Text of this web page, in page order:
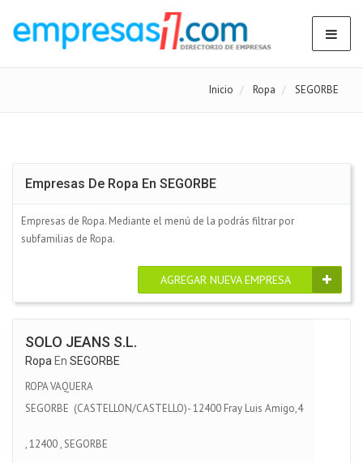
Inicio Ropa SEGORBE
Empresas De Ropa En SEGORBE
Empresas de Ropa. Mediante el menú de la podrás filtrar por
subfamilias de Ropa.
AGREGAR NUEVA EMPRESA
SOLO JEANS S.L.
Ropa En SEGORBE
ROPA VAQUERA
SEGORBE (CASTELLON/CASTELLO)- 12400 Fray Luis Amigo,4
,12400,SEGORBE